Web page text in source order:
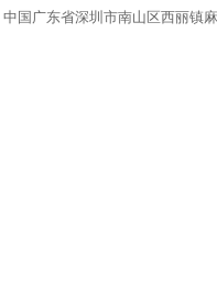
中国广东省深圳市南山区西丽镇